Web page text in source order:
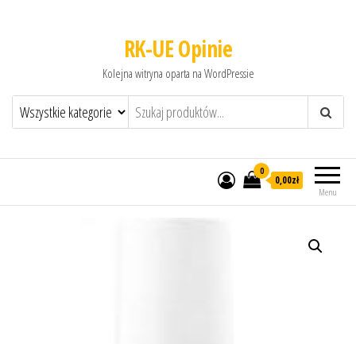
RK-UE Opinie
Kolejna witryna oparta na WordPressie
Menu
0
0,00zł